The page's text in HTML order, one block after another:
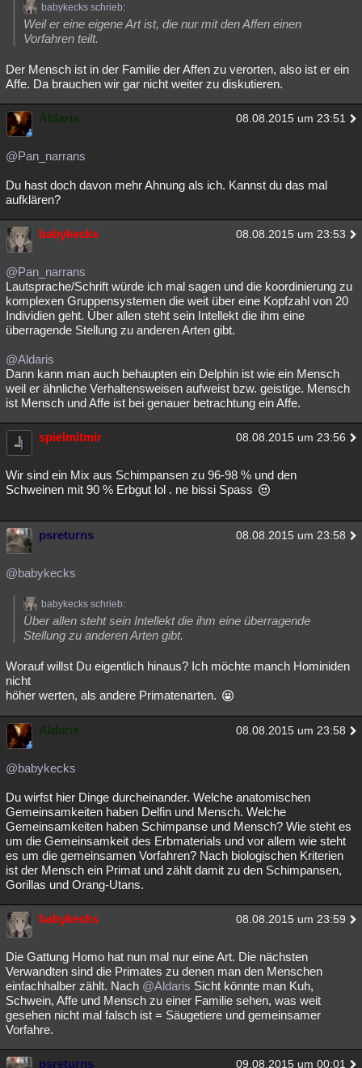
babykecks schrieb:
Weil er eine eigene Art ist, die nur mit den Affen einen
Vorfahren teilt.
Der Mensch ist in der Familie der Affen zu verorten, also ist er ein
Affe. Da brauchen wir gar nicht weiter zu diskutieren.
Aldaris 08.08.2015 um 23:51
@Pan_narrans
Du hast doch davon mehr Ahnung als ich. Kannst du das mal
aufklären?
babykecks 08.08.2015 um 23:53
@Pan_narrans
Lautsprache/Schrift würde ich mal sagen und die koordinierung zu
komplexen Gruppensystemen die weit über eine Kopfzahl von 20
Individien geht. Über allen steht sein Intellekt die ihm eine
überragende Stellung zu anderen Arten gibt.
@Aldaris
Dann kann man auch behaupten ein Delphin ist wie ein Mensch
weil er ähnliche Verhaltensweisen aufweist bzw. geistige. Mensch
ist Mensch und Affe ist bei genauer betrachtung ein Affe.
spielmitmir 08.08.2015 um 23:56
Wir sind ein Mix aus Schimpansen zu 96-98 % und den
Schweinen mit 90 % Erbgut lol . ne bissi Spass
psreturns 08.08.2015 um 23:58
@babykecks
babykecks schrieb:
Über allen steht sein Intellekt die ihm eine überragende
Stellung zu anderen Arten gibt.
Worauf willst Du eigentlich hinaus? Ich möchte manch Hominiden
nicht
höher werten, als andere Primatenarten.
Aldaris 08.08.2015 um 23:58
@babykecks
Du wirfst hier Dinge durcheinander. Welche anatomischen
Gemeinsamkeiten haben Delfin und Mensch. Welche
Gemeinsamkeiten haben Schimpanse und Mensch? Wie steht es
um die Gemeinsamkeit des Erbmaterials und vor allem wie steht
es um die gemeinsamen Vorfahren? Nach biologischen Kriterien
ist der Mensch ein Primat und zählt damit zu den Schimpansen,
Gorillas und Orang-Utans.
babykecks 08.08.2015 um 23:59
Die Gattung Homo hat nun mal nur eine Art. Die nächsten
Verwandten sind die Primates zu denen man den Menschen
einfachhalber zählt. Nach @Aldaris Sicht könnte man Kuh,
Schwein, Affe und Mensch zu einer Familie sehen, was weit
gesehen nicht mal falsch ist = Säugetiere und gemeinsamer
Vorfahre.
psreturns 09.08.2015 um 00:01